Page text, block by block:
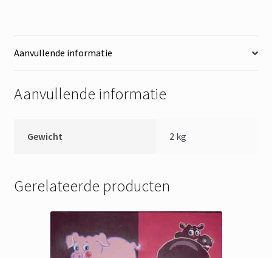
Aanvullende informatie
Aanvullende informatie
Gewicht 2 kg
Gerelateerde producten